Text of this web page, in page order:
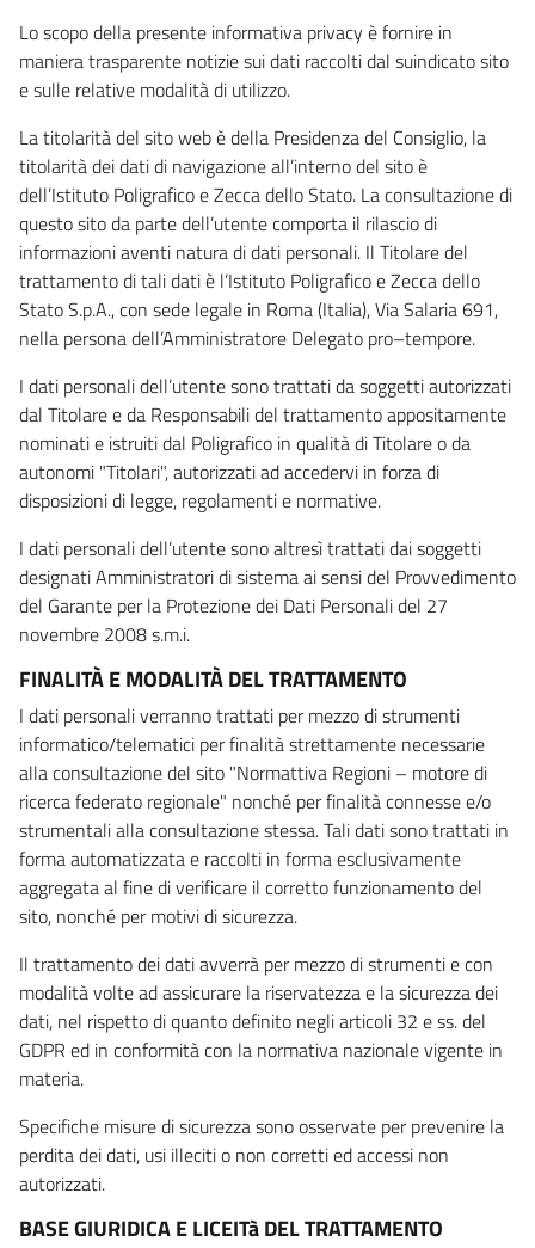
Lo scopo della presente informativa privacy è fornire in
maniera trasparente notizie sui dati raccolti dal suindicato sito
e sulle relative modalità di utilizzo.
La titolarità del sito web è della Presidenza del Consiglio, la
titolarità dei dati di navigazione all’interno del sito è
dell’Istituto Poligrafico e Zecca dello Stato. La consultazione di
questo sito da parte dell’utente comporta il rilascio di
informazioni aventi natura di dati personali. Il Titolare del
trattamento di tali dati è l’Istituto Poligrafico e Zecca dello
Stato S.p.A., con sede legale in Roma (Italia), Via Salaria 691,
nella persona dell’Amministratore Delegato pro–tempore.
I dati personali dell’utente sono trattati da soggetti autorizzati
dal Titolare e da Responsabili del trattamento appositamente
nominati e istruiti dal Poligrafico in qualità di Titolare o da
autonomi "Titolari", autorizzati ad accedervi in forza di
disposizioni di legge, regolamenti e normative.
I dati personali dell’utente sono altresì trattati dai soggetti
designati Amministratori di sistema ai sensi del Provvedimento
del Garante per la Protezione dei Dati Personali del 27
novembre 2008 s.m.i.
FINALITÀ E MODALITÀ DEL TRATTAMENTO
I dati personali verranno trattati per mezzo di strumenti
informatico/telematici per finalità strettamente necessarie
alla consultazione del sito "Normattiva Regioni – motore di
ricerca federato regionale" nonché per finalità connesse e/o
strumentali alla consultazione stessa. Tali dati sono trattati in
forma automatizzata e raccolti in forma esclusivamente
aggregata al fine di verificare il corretto funzionamento del
sito, nonché per motivi di sicurezza.
Il trattamento dei dati avverrà per mezzo di strumenti e con
modalità volte ad assicurare la riservatezza e la sicurezza dei
dati, nel rispetto di quanto definito negli articoli 32 e ss. del
GDPR ed in conformità con la normativa nazionale vigente in
materia.
Specifiche misure di sicurezza sono osservate per prevenire la
perdita dei dati, usi illeciti o non corretti ed accessi non
autorizzati.
BASE GIURIDICA E LICEITà DEL TRATTAMENTO